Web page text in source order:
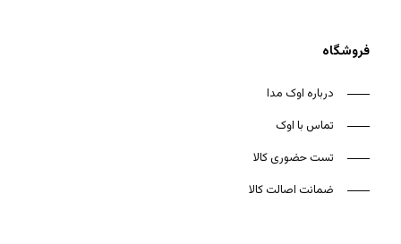
فروشگاه
درباره اوک مدا
تماس با اوک
تست حضوری کالا
ضمانت اصالت کالا